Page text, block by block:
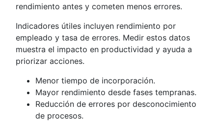
rendimiento antes y cometen menos errores.
Indicadores útiles incluyen rendimiento por
empleado y tasa de errores. Medir estos datos
muestra el impacto en productividad y ayuda a
priorizar acciones.
Menor tiempo de incorporación.
Mayor rendimiento desde fases tempranas.
Reducción de errores por desconocimiento
de procesos.